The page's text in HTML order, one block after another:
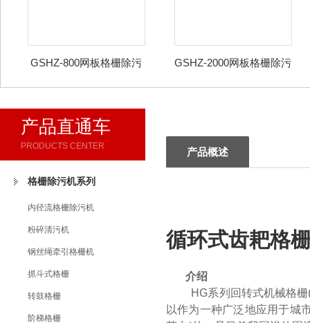
GSHZ-800网板格栅除污
GSHZ-2000网板格栅除污
产品直通车
PRODUCTS CENTER
格栅除污机系列
内径流格栅除污机
粉碎清污机
钢丝绳牵引格栅机
抓斗式格栅
转鼓格栅
阶梯格栅
产品概述
循环式齿耙格
介绍
HG系列回转式机械格栅(
以作为一种广泛地应用于城